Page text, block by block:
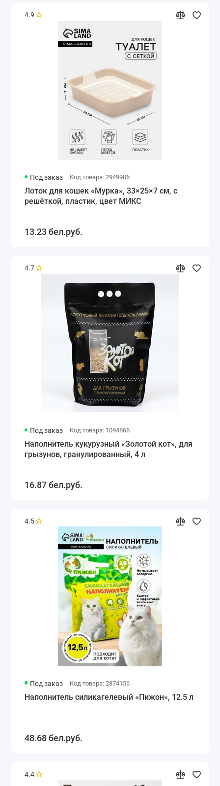
4.9
Под заказ Код товара: 2949906
Лоток для кошек «Мурка», 33×25×7 см, с
решёткой, пластик, цвет МИКС
13.23 бел.руб.
4.7
Под заказ Код товара: 1094866
Наполнитель кукурузный «Золотой кот», для
грызунов, гранулированный, 4 л
16.87 бел.руб.
4.5
Под заказ Код товара: 2874156
Наполнитель силикагелевый «Пижон», 12.5 л
48.68 бел.руб.
4.4